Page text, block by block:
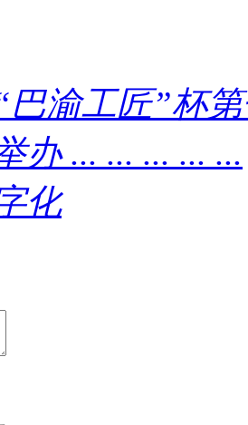
巴渝工匠”杯
办 ... ... ... ... ...
化